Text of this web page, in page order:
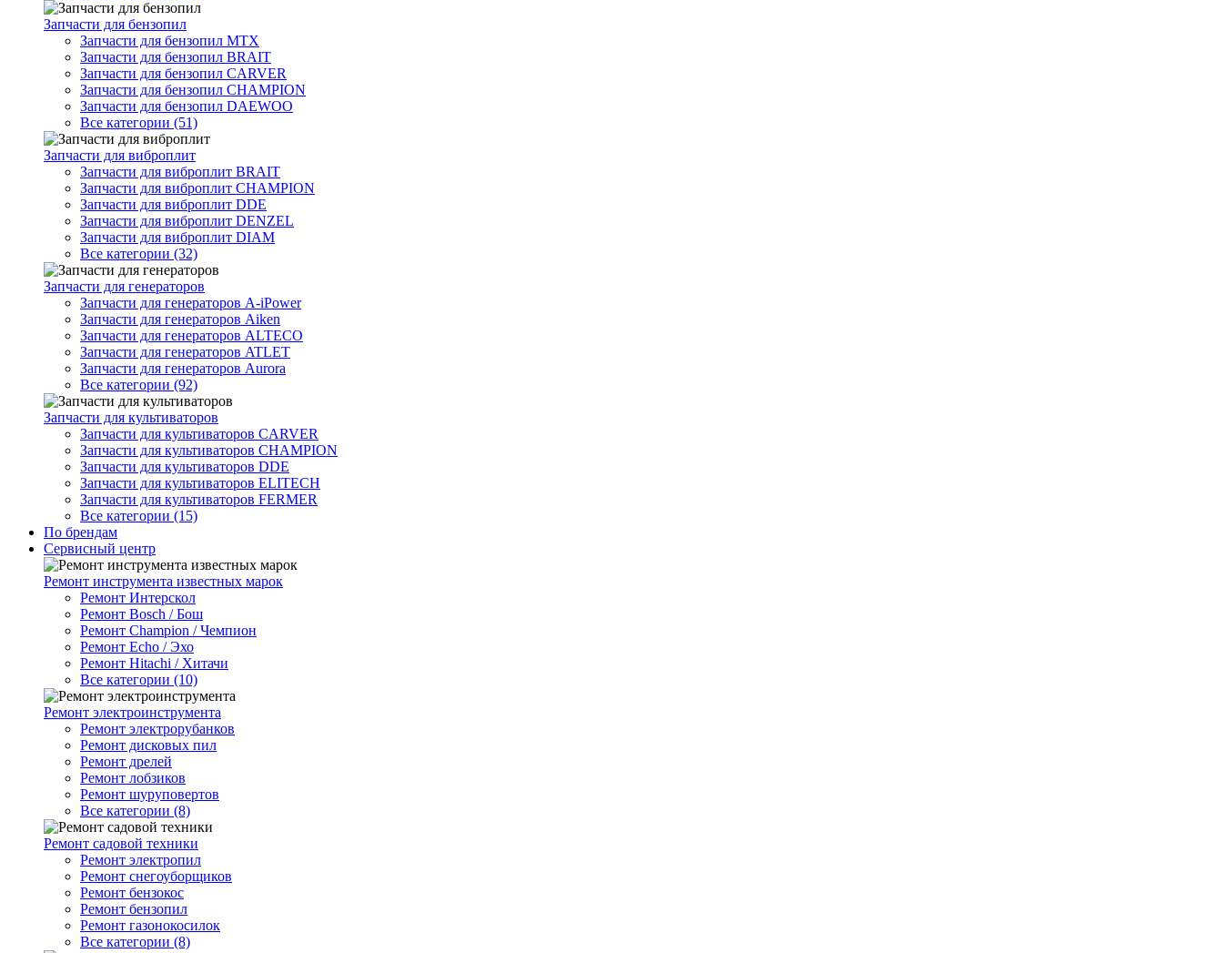
Запчасти для бензопил
Запчасти для бензопил MTX
Запчасти для бензопил BRAIT
Запчасти для бензопил CARVER
Запчасти для бензопил CHAMPION
Запчасти для бензопил DAEWOO
Все категории (51)
Запчасти для виброплит
Запчасти для виброплит BRAIT
Запчасти для виброплит CHAMPION
Запчасти для виброплит DDE
Запчасти для виброплит DENZEL
Запчасти для виброплит DIAM
Все категории (32)
Запчасти для генераторов
Запчасти для генераторов A-iPower
Запчасти для генераторов Aiken
Запчасти для генераторов ALTECO
Запчасти для генераторов ATLET
Запчасти для генераторов Aurora
Все категории (92)
Запчасти для культиваторов
Запчасти для культиваторов CARVER
Запчасти для культиваторов CHAMPION
Запчасти для культиваторов DDE
Запчасти для культиваторов ELITECH
Запчасти для культиваторов FERMER
Все категории (15)
По брендам
Сервисный центр
Ремонт инструмента известных марок
Ремонт Интерскол
Ремонт Bosch / Бош
Ремонт Champion / Чемпион
Ремонт Echo / Эхо
Ремонт Hitachi / Хитачи
Все категории (10)
Ремонт электроинструмента
Ремонт электрорубанков
Ремонт дисковых пил
Ремонт дрелей
Ремонт лобзиков
Ремонт шуруповертов
Все категории (8)
Ремонт садовой техники
Ремонт электропил
Ремонт снегоуборщиков
Ремонт бензокос
Ремонт бензопил
Ремонт газонокосилок
Все категории (8)